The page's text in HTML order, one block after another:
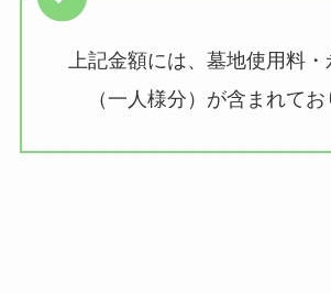
上記金額には、墓地使用料
（一人様分）が含まれてお